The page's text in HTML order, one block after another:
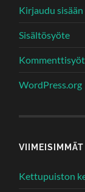
Kirjaudu sisään
Sisältösyöte
WordPress.org
Kettupuiston